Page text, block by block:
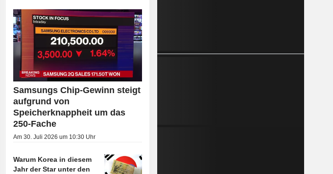
Samsungs Chip-Gewinn steigt
aufgrund von
Speicherknappheit um das
250-Fache
Am 30. Juli 2026 um 10:30 Uhr
Warum Korea in diesem
Jahr der Star unter den